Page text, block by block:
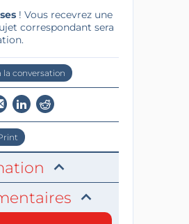
! Vous recevrez une
correspondant sera
la conversation